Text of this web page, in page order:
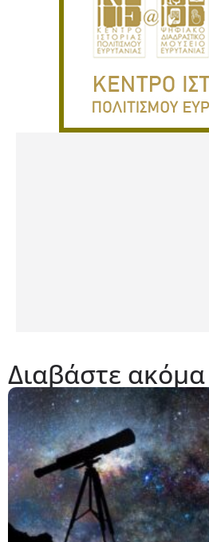
Διαβάστε ακόμα